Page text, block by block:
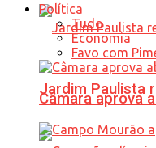
Jardim Paulista
Política
Tudo
Economia
Favo com
Câmara aprova